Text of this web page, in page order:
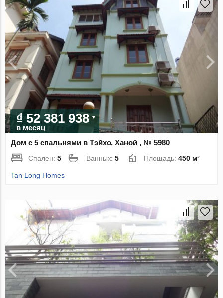
₫ 52 381 938
в месяц
Дом с 5 спальнями в Тэйхо, Ханой , № 5980
Спален:5 Ванных:5 Площадь:450 м²
Tan Long Homes